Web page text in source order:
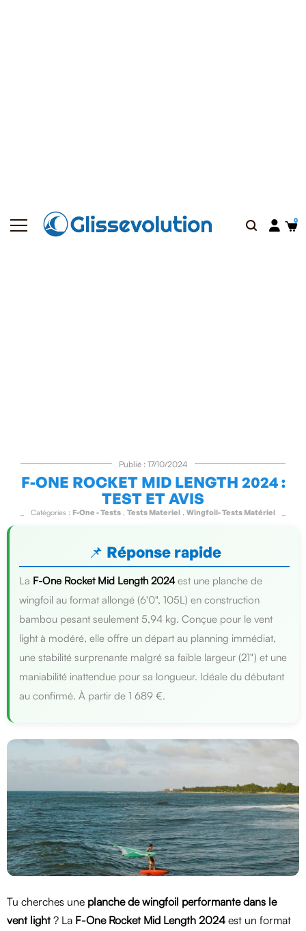
Publié : 17/10/2024
F-ONE ROCKET MID LENGTH 2024 :
TEST ET AVIS
Catégories : F-One - Tests , Tests Materiel , Wingfoil- Tests Matériel
📌 Réponse rapide
La F-One Rocket Mid Length 2024est une planche de
wingfoil au format allongé (6'0", 105L) en construction
bambou pesant seulement 5,94 kg. Conçue pour le vent
light à modéré, elle offre un départ au planning immédiat,
une stabilité surprenante malgré sa faible largeur (21") et une
maniabilité inattendue pour sa longueur. Idéale du débutant
au confirmé. À partir de 1 689 €.
Tu cherches une planche de wingfoil performante dans le
vent light? La F-One Rocket Mid Length 2024 est un format